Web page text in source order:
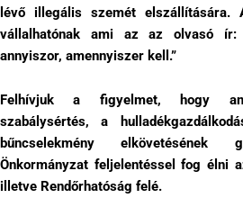
lévő illegális szemét elszállítására.
vállalhatónak ami az az olvasó ír:
annyiszor, amennyiszer kell.”
Felhívjuk a figyelmet, hogy
szabálysértés, a
bűncselekmény
Önkormányzat feljelentéssel fog élni
illetve Rendőrhatóság felé.